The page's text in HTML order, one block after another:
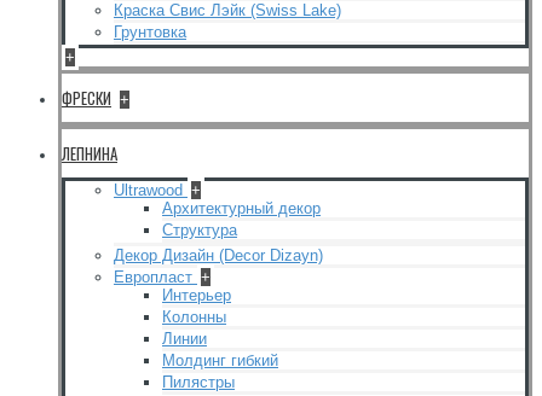
Краска Свис Лэйк (Swiss Lake)
Грунтовка
+
ФРЕСКИ +
ЛЕПНИНА
Ultrawood +
Архитектурный декор
Структура
Декор Дизайн (Decor Dizayn)
Европласт +
Интерьер
Колонны
Линии
Молдинг гибкий
Пилястры